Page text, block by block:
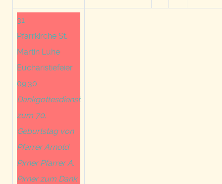
31
Pfarrkirche St.
Martin Luhe
Eucharistiefeier
09:30
Dankgottesdienst
zum 70.
Geburtstag von
Pfarrer Arnold
Pirner Pfarrer A.
Pirner zum Dank